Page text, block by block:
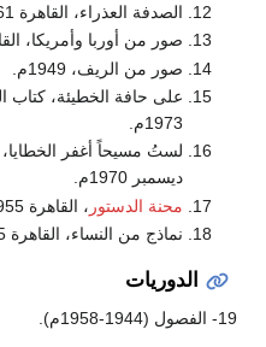
الصدفة العذراء، القاهرة 1961م.
صور من أوربا وأمريكا، القاهرة
صور من الريف، 1949م.
1973م.
ديسمبر 1970م.
محنة الدستور ، القاهرة 1955م.
نماذج من النساء، القاهرة 1965م.
الدوريات
19- الفصول (1944-1958م).